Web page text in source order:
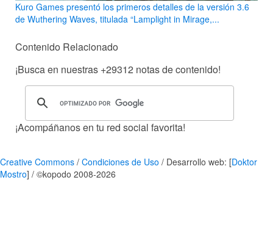
Kuro Games presentó los primeros detalles de la versión 3.6
de Wuthering Waves, titulada “Lamplight in Mirage,...
Contenido Relacionado
¡Busca en nuestras +29312 notas de contenido!
¡Acompáñanos en tu red social favorita!
Creative Commons / Condiciones de Uso / Desarrollo web: [Doktor
Mostro] / ©kopodo 2008-2026